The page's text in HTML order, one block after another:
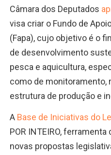
Câmara dos Deputados
visa criar o Fundo de
(Fapa), cujo objetivo é o
de desenvolvimento
pesca e aquicultura,
como de monitoramento,
estrutura de produção e
A Base de Iniciativas do
POR INTEIRO,
novas propostas